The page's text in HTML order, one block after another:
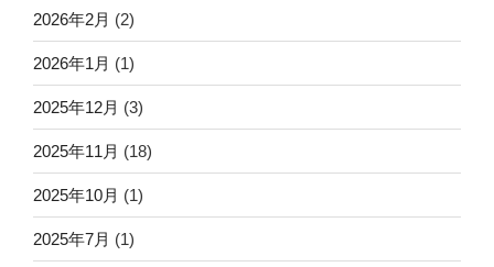
2026年2月 (2)
2026年1月 (1)
2025年12月 (3)
2025年11月 (18)
2025年10月 (1)
2025年7月 (1)